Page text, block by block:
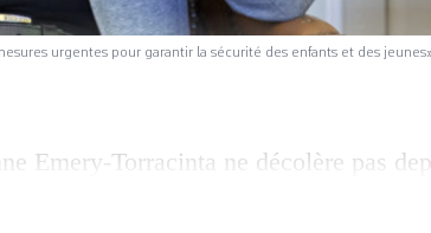
urgentes pour garantir la sécurité des enfants et des
Emery-Torracinta ne décolère pas